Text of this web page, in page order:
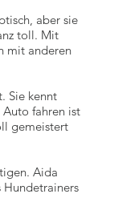
aber sie
toll. Mit
mit anderen
Sie kennt
fahren ist
gemeistert
Aida